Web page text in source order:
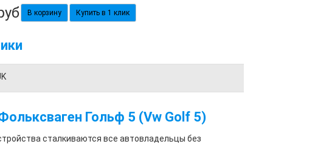
Купить в 1 клик
Гольф 5 (Vw Golf 5)
сталкиваются все автовладельцы без